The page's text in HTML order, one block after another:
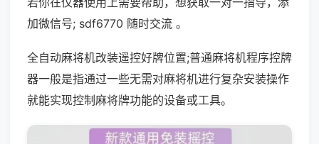
加微信号; sdf6770 随时交流 。
全自动麻将机改装遥控好牌位置;普通麻将机程序控牌
器一般是指通过一些无需对麻将机进行复杂安装操作
就能实现控制麻将牌功能的设备或工具。